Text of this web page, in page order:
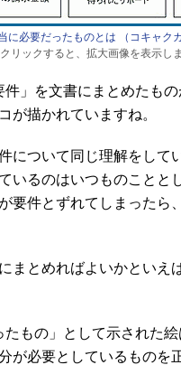
に必要だったものとは （コキャク
リックすると、拡大画像を表示し
」を文書にまとめたも
が描かれていますね。
ついて同じ理解をして
いるのはいつものことと
要件とずれてしまったら
とめればよいかといえ
もの」として示された絵
が必要としているものを